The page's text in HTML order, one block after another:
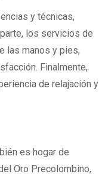
y técnicas,
los servicios de
las manos y pies,
Finalmente,
de relajación y
es hogar de
Oro Precolombino,